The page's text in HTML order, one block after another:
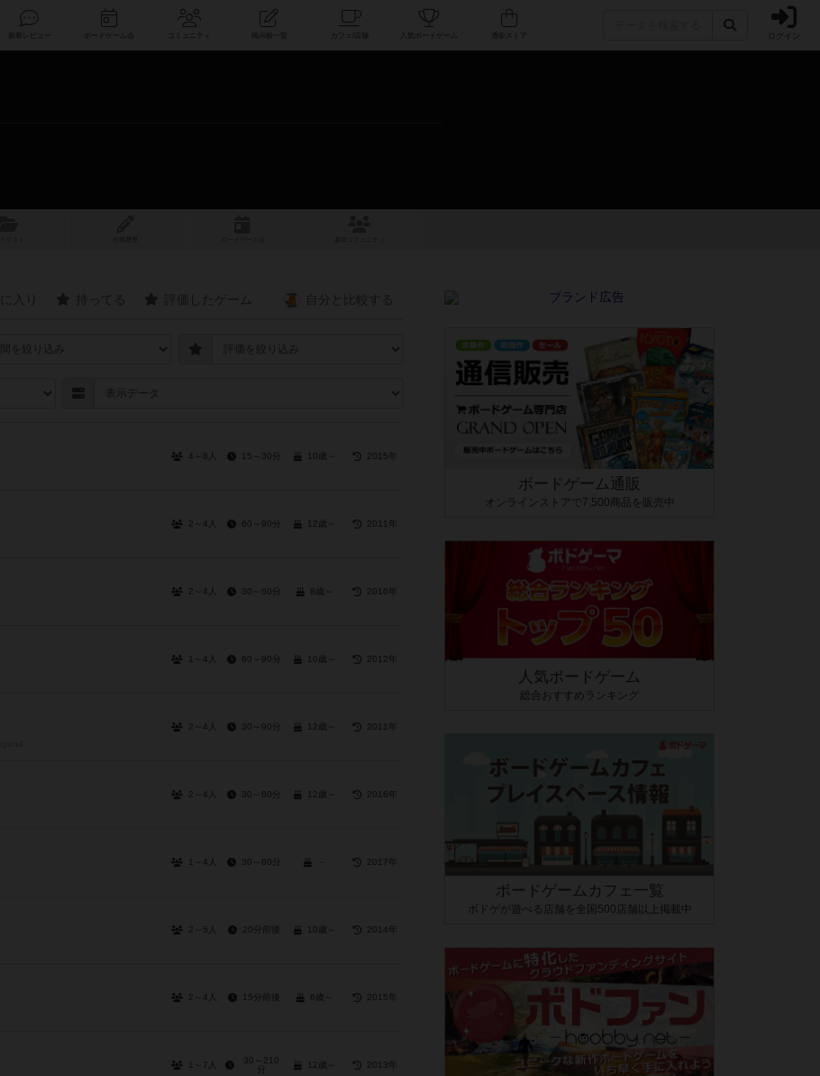
コミュニティ 人気ボードゲーム ログイン
4～8人 15～30分 10歳～ 2015年
2～4人 60～90分 12歳～ 2011年
2～4人 30～60分 8歳～ 2016年
1～4人 60～90分 10歳～ 2012年
2～4人 30～90分 12歳～ 2011年
2～4人 30～60分 12歳～ 2016年
1～4人 30～60分 2017年
2～5人 20分前後 10歳～ 2014年
2～4人 15分前後 6歳～ 2015年
1～7人
30～210
分
12歳～ 2013年
ボードゲーム通販
オンラインストアで7,500商品を販売中
人気ボードゲーム
総合おすすめランキング
ボードゲームカフェ一覧
ボドゲが遊べる店舗を全国500店舗以上掲載中